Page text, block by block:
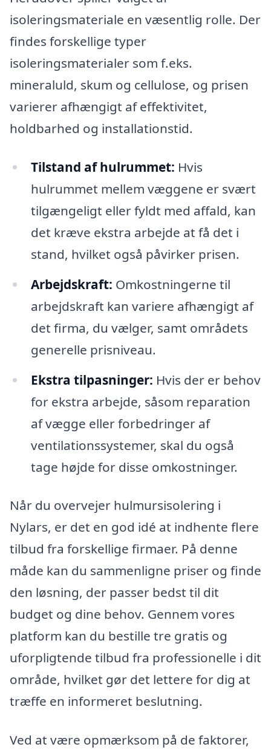
isoleringsmateriale en væsentlig rolle. Der
findes forskellige typer
isoleringsmaterialer som f.eks.
mineraluld, skum og cellulose, og prisen
varierer afhængigt af effektivitet,
holdbarhed og installationstid.
Tilstand af hulrummet: Hvis
hulrummet mellem væggene er svært
tilgængeligt eller fyldt med affald, kan
det kræve ekstra arbejde at få det i
stand, hvilket også påvirker prisen.
Arbejdskraft: Omkostningerne til
arbejdskraft kan variere afhængigt af
det firma, du vælger, samt områdets
generelle prisniveau.
Ekstra tilpasninger: Hvis der er behov
for ekstra arbejde, såsom reparation
af vægge eller forbedringer af
ventilationssystemer, skal du også
tage højde for disse omkostninger.
Når du overvejer hulmursisolering i
Nylars, er det en god idé at indhente flere
tilbud fra forskellige firmaer. På denne
måde kan du sammenligne priser og finde
den løsning, der passer bedst til dit
budget og dine behov. Gennem vores
platform kan du bestille tre gratis og
uforpligtende tilbud fra professionelle i dit
område, hvilket gør det lettere for dig at
træffe en informeret beslutning.
Ved at være opmærksom på de faktorer,